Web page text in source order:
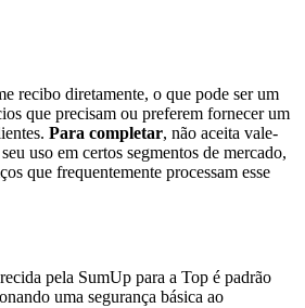
recibo diretamente, o que pode ser um
que precisam ou preferem fornecer um
Para completar, não aceita vale-
uso em certos segmentos de mercado,
que frequentemente processam esse
pela SumUp para a Top é padrão
uma segurança básica ao